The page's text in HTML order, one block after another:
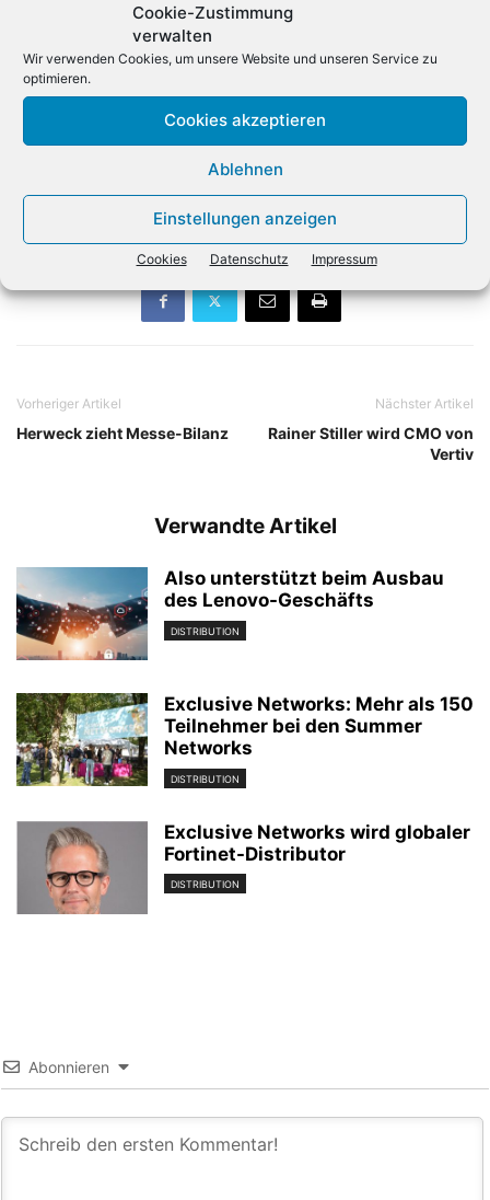
Cookie-Zustimmung
verwalten
Wir verwenden Cookies, um unsere Website und unseren Service zu
optimieren.
Cookies akzeptieren
Ablehnen
Einstellungen anzeigen
Cookies Datenschutz Impressum
dahinterstehende Nachhaltigkeitskonzept vorzuweisen»,
so Flamm weiter.
Die Eröffnungskeynote der CTV übernimmt, wie gewohnt,
Also-CEO Gustavo Möller-Hergt. Außerdem ist ein
einen exklusiven Blick in die Zukunft virtueller Meetings
Vorheriger Artikel
Herweck zieht Messe-Bilanz
Nächster Artikel
Rainer Stiller wird CMO von
Vertiv
Verwandte Artikel
Also unterstützt beim Ausbau
des Lenovo-Geschäfts
DISTRIBUTION
Exclusive Networks: Mehr als 150
Teilnehmer bei den Summer
Networks
DISTRIBUTION
Exclusive Networks wird globaler
Fortinet-Distributor
DISTRIBUTION
Abonnieren